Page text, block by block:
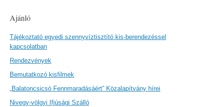
Ajánló
Tájékoztató egyedi szennyvíztisztító kis-berendezéssel
kapcsolatban
Rendezvények
Bemutatkozó kisfilmek
„Balatoncsicsó Fennmaradásáért” Közalapítvány hírei
Nivegy-völgyi Ifjúsági Szálló